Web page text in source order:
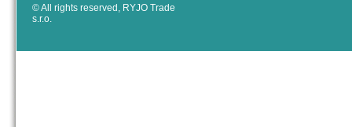
© All rights reserved, RYJO Trade
s.r.o.